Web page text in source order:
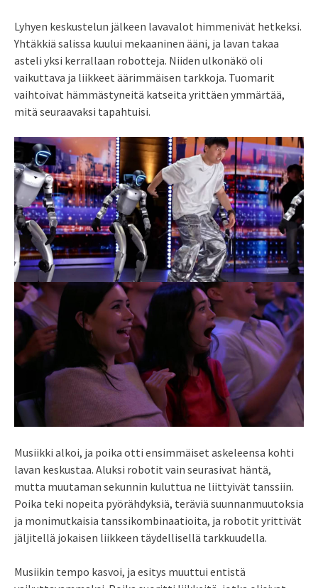
Lyhyen keskustelun jälkeen lavavalot himmenivät hetkeksi.
Yhtäkkiä salissa kuului mekaaninen ääni, ja lavan takaa
asteli yksi kerrallaan robotteja. Niiden ulkonäkö oli
vaikuttava ja liikkeet äärimmäisen tarkkoja. Tuomarit
vaihtoivat hämmästyneitä katseita yrittäen ymmärtää,
mitä seuraavaksi tapahtuisi.
Musiikki alkoi, ja poika otti ensimmäiset askeleensa kohti
lavan keskustaa. Aluksi robotit vain seurasivat häntä,
mutta muutaman sekunnin kuluttua ne liittyivät tanssiin.
Poika teki nopeita pyörähdyksiä, teräviä suunnanmuutoksia
ja monimutkaisia tanssikombinaatioita, ja robotit yrittivät
jäljitellä jokaisen liikkeen täydellisellä tarkkuudella.
Musiikin tempo kasvoi, ja esitys muuttui entistä